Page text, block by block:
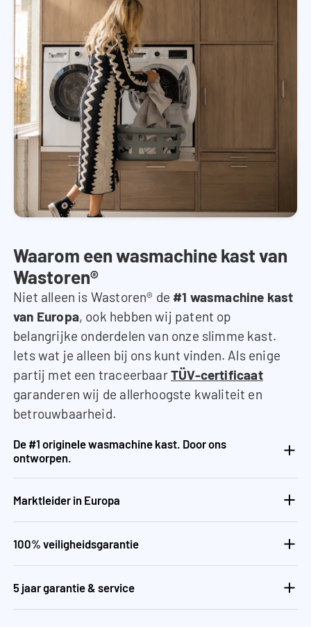
Waarom een wasmachine kast van
Wastoren®
Niet alleen is Wastoren® de #1 wasmachine kast
van Europa, ook hebben wij patent op
belangrijke onderdelen van onze slimme kast.
Iets wat je alleen bij ons kunt vinden. Als enige
partij met een traceerbaarTÜV-certificaat
garanderen wij de allerhoogste kwaliteit en
betrouwbaarheid.
De #1 originele wasmachine kast. Door ons
ontworpen.
Marktleider in Europa
100% veiligheidsgarantie
5 jaar garantie & service